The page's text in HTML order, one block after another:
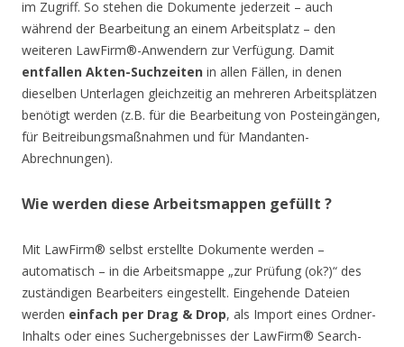
im Zugriff. So stehen die Dokumente jederzeit – auch
während der Bearbeitung an einem Arbeitsplatz – den
weiteren LawFirm®-Anwendern zur Verfügung. Damit
entfallen Akten-Suchzeiten in allen Fällen, in denen
dieselben Unterlagen gleichzeitig an mehreren Arbeitsplätzen
benötigt werden (z.B. für die Bearbeitung von Posteingängen,
für Beitreibungsmaßnahmen und für Mandanten-
Abrechnungen).
Wie werden diese Arbeitsmappen gefüllt ?
Mit LawFirm® selbst erstellte Dokumente werden –
automatisch – in die Arbeitsmappe „zur Prüfung (ok?)“ des
zuständigen Bearbeiters eingestellt. Eingehende Dateien
werden einfach per Drag & Drop, als Import eines Ordner-
Inhalts oder eines Suchergebnisses der LawFirm® Search-